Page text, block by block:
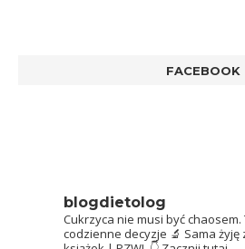
FACEBOOK
blogdietolog
Cukrzyca nie musi być chaosem.
codzienne decyzje 🔬 Sama żyję